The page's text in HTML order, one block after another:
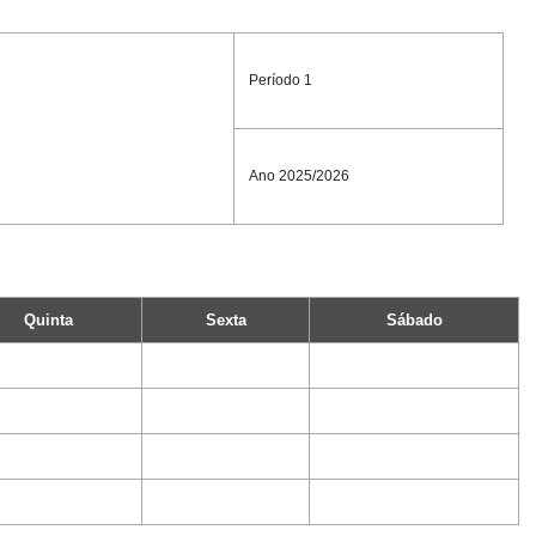
Período 1
Ano 2025/2026
Quinta Sexta Sábado